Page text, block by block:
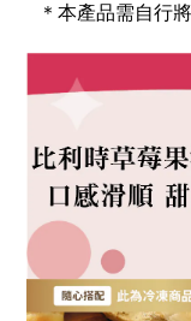
＊本產品需自行